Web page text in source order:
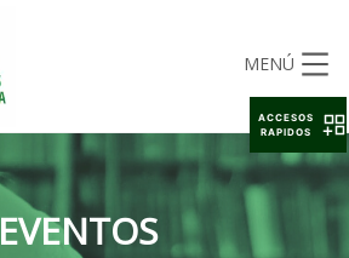
MENÚ
EVENTOS
ACCESOS
RAPIDOS